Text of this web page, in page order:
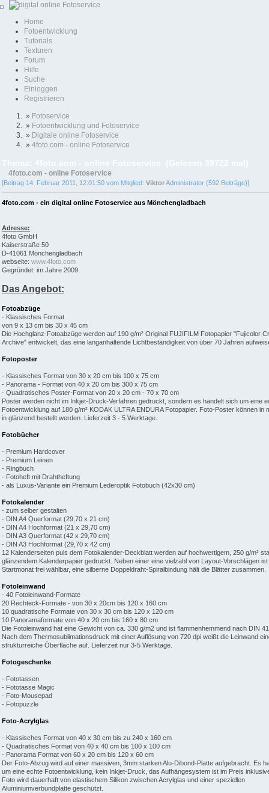
Home
Fotoentwicklung
Tutorials
Texturen
Forum
Hilfe
Suche
Einloggen
Registrieren
» Fotoservice
» Fotoentwicklung und Fotoservice
» Digitale online Fotoservice
» 4foto.com - online Fotoservice
4foto.com - online Fotoservice
[Beitrag 14. Februar 2011, 12:01:50 vom Mitglied: ViktorAdministrator (592 Beiträge)]
4foto.com - ein digital online Fotoservice aus Mönchengladbach
Adresse:
4foto GmbH
Kaiserstraße 50
D-41061 Mönchengladbach
webseite: www.4foto.com
Gegründet: im Jahre 2009
Das Angebot:
Fotoabzüge
- Klassisches Format
von 9 x 13 cm bis 30 x 45 cm
Die Hochglanz-Fotoabzüge werden auf 190 g/m² Original FUJIFILM Fotopapier "Fujicolor
Archive" entwickelt, das eine langanhaltende Lichtbeständigkeit von über 70 Jahren
Fotoposter
- Klassisches Format von 30 x 20 cm bis 100 x 75 cm
- Panorama - Format von 40 x 20 cm bis 300 x 75 cm
- Quadratisches Poster-Format von 20 x 20 cm - 70 x 70 cm
Poster werden nicht im Inkjet-Druck-Verfahren gedruckt, sondern es handelt sich um eine
Fotoentwicklung auf 180 g/m² KODAK ULTRA ENDURA Fotopapier. Foto-Poster können in
in glänzend bestellt werden. Lieferzeit 3 - 5 Werktage.
Fotobücher
- Premium Hardcover
- Premium Leinen
- Ringbuch
- Fotoheft mit Drahtheftung
- als Luxus-Variante ein Premium Lederoptik Fotobuch (42x30 cm)
Fotokalender
- zum selber gestalten
- DIN A4 Querformat (29,70 x 21 cm)
- DIN A4 Hochformat (21 x 29,70 cm)
- DIN A3 Querformat (42 x 29,70 cm)
- DIN A3 Hochformat (29,70 x 42 cm)
12 Kalenderseiten puls dem Fotokalender-Deckblatt werden auf hochwertigem, 250 g/m²
glänzendem Kalenderpapier gedruckt. Neben einer eine vielzahl von Layout-Vorschlägen
Startmonat frei wählbar, eine silberne Doppeldraht-Spiralbindung hält die Blätter zusammen.
Fotoleinwand
- 40 Fotoleinwand-Formate
20 Rechteck-Formate - von 30 x 20cm bis 120 x 160 cm
10 quadratische Formate von 30 x 30 cm bis 120 x 120 cm
10 Panoramaformate von 40 x 20 cm bis 160 x 80 cm
Die Fotoleinwand hat eine Gewicht von ca. 330 g/m2 und ist flammenhemmend nach DIN
Nach dem Thermosublimationsdruck mit einer Auflösung von 720 dpi weißt die Leinwand
strukturreiche Öberfläche auf. Lieferzeit nur 3-5 Werktage.
Fotogeschenke
- Fototassen
- Fototasse Magic
- Foto-Mousepad
- Fotopuzzle
Foto-Acrylglas
- Klassisches Format von 40 x 30 cm bis zu 240 x 160 cm
- Quadratisches Format von 40 x 40 cm bis 100 x 100 cm
- Panorama Format von 60 x 20 cm bis 120 x 60 cm
Der Foto-Abzug wird auf einer massiven, 3mm starken Alu-Dibond-Platte aufgebracht. Es
um eine echte Fotoentwicklung, kein Inkjet-Druck, das Aufhängesystem ist im Preis
Foto wird dauerhaft von elastischem Silikon zwischen Acrylglas und einer speziellen
Aluminiumverbundplatte geschützt.